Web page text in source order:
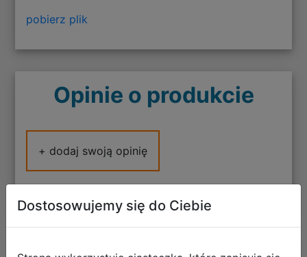
pobierz plik
Opinie o produkcie
+ dodaj swoją opinię
Dostosowujemy się do Ciebie